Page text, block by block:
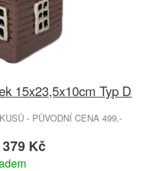
15x23,5x10cm Typ D
- PŮVODNÍ CENA 499.-
Kč